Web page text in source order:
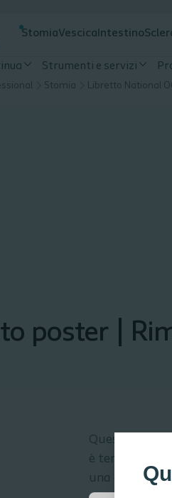
StomiaVescica Intestino
Strumenti e servizi
Stomia Libretto National
poster |
Questo
è tenuto il 20
una delle tre